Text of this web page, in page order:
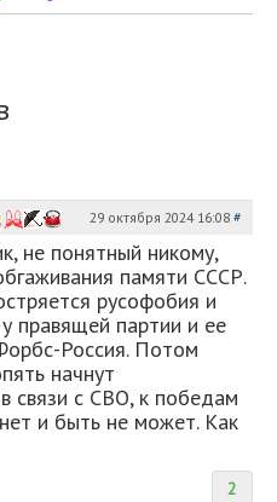
29 октября 2024 16:08 #
не понятный никому,
памяти СССР.
русофобия и
правящей партии и ее
Россия. Потом
начнут
связи с СВО, к победам
и быть не может. Как
2